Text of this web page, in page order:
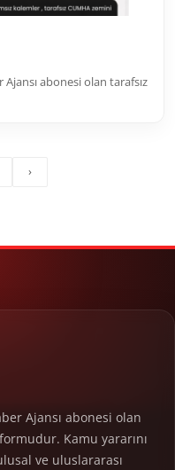
abonesi olan tarafsız
›
Ajansı abonesi olan
Kamu yararını
ve uluslararası